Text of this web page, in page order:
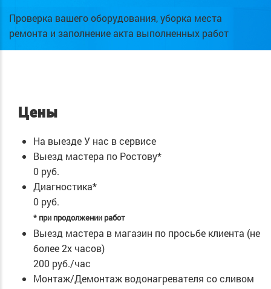
Проверка вашего оборудования, уборка места
ремонта и заполнение акта выполненных работ
Цены
На выездеУ нас в сервисе
Выезд мастера по Ростову*
0 руб.
Диагностика*
0 руб.
* при продолжении работ
Выезд мастера в магазин по просьбе клиента (не
более 2х часов)
200 руб./час
Монтаж/Демонтаж водонагревателя со сливом